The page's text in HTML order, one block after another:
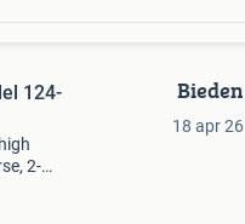
124-
2-
Bieden
18 apr 26